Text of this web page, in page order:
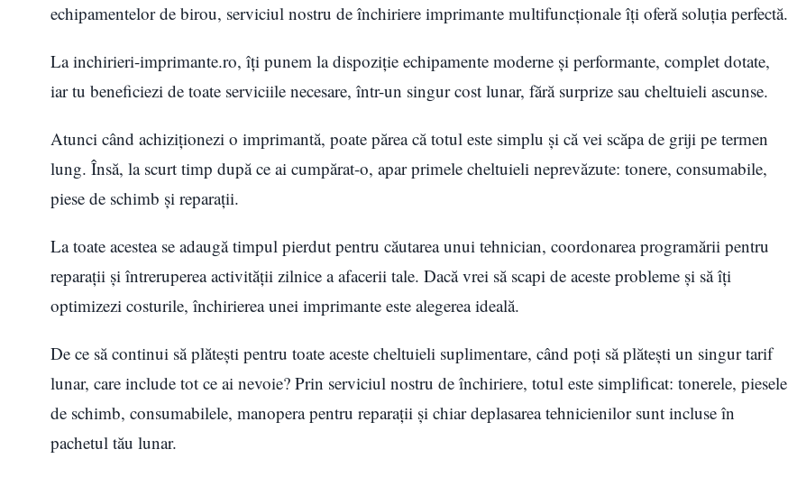
echipamentelor de birou, serviciul nostru de închiriere imprimante multifuncționale îți oferă soluția perfectă.
La inchirieri-imprimante.ro, îți punem la dispoziție echipamente moderne și performante, complet dotate,
iar tu beneficiezi de toate serviciile necesare, într-un singur cost lunar, fără surprize sau cheltuieli ascunse.
Atunci când achiziționezi o imprimantă, poate părea că totul este simplu și că vei scăpa de griji pe termen
lung. Însă, la scurt timp după ce ai cumpărat-o, apar primele cheltuieli neprevăzute: tonere, consumabile,
piese de schimb și reparații.
La toate acestea se adaugă timpul pierdut pentru căutarea unui tehnician, coordonarea programării pentru
reparații și întreruperea activității zilnice a afacerii tale. Dacă vrei să scapi de aceste probleme și să îți
optimizezi costurile, închirierea unei imprimante este alegerea ideală.
De ce să continui să plătești pentru toate aceste cheltuieli suplimentare, când poți să plătești un singur tarif
lunar, care include tot ce ai nevoie? Prin serviciul nostru de închiriere, totul este simplificat: tonerele, piesele
de schimb, consumabilele, manopera pentru reparații și chiar deplasarea tehnicienilor sunt incluse în
pachetul tău lunar.